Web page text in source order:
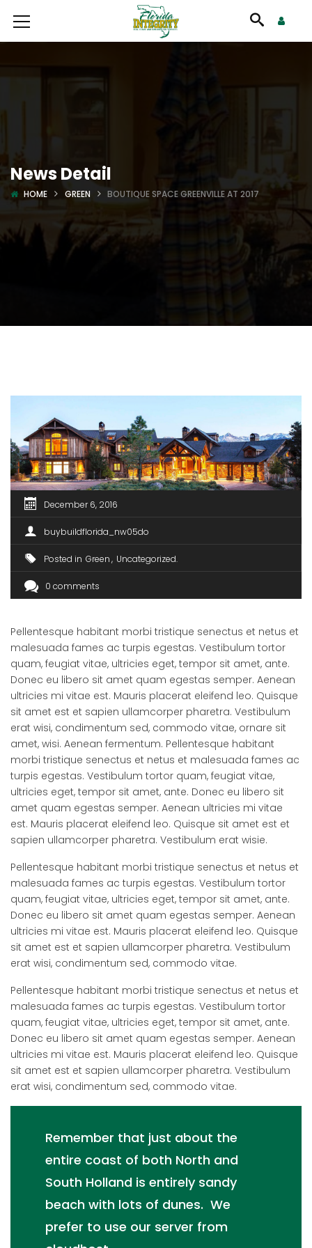
News Detail
HOME GREEN BOUTIQUE SPACE GREENVILLE AT 2017
December 6, 2016
buybuildflorida_nw05do
Posted in Green Uncategorized
0 comments
Pellentesque habitant morbi tristique senectus et netus et
malesuada fames ac turpis egestas. Vestibulum tortor
quam, feugiat vitae, ultricies eget, tempor sit amet, ante.
Donec eu libero sit amet quam egestas semper. Aenean
ultricies mi vitae est. Mauris placerat eleifend leo. Quisque
sit amet est et sapien ullamcorper pharetra. Vestibulum
erat wisi, condimentum sed, commodo vitae, ornare sit
amet, wisi. Aenean fermentum. Pellentesque habitant
morbi tristique senectus et netus et malesuada fames ac
turpis egestas. Vestibulum tortor quam, feugiat vitae,
ultricies eget, tempor sit amet, ante. Donec eu libero sit
amet quam egestas semper. Aenean ultricies mi vitae
est. Mauris placerat eleifend leo. Quisque sit amet est et
sapien ullamcorper pharetra. Vestibulum erat wisie.
Pellentesque habitant morbi tristique senectus et netus et
malesuada fames ac turpis egestas. Vestibulum tortor
quam, feugiat vitae, ultricies eget, tempor sit amet, ante.
Donec eu libero sit amet quam egestas semper. Aenean
ultricies mi vitae est. Mauris placerat eleifend leo. Quisque
sit amet est et sapien ullamcorper pharetra. Vestibulum
erat wisi, condimentum sed, commodo vitae.
Pellentesque habitant morbi tristique senectus et netus et
malesuada fames ac turpis egestas. Vestibulum tortor
quam, feugiat vitae, ultricies eget, tempor sit amet, ante.
Donec eu libero sit amet quam egestas semper. Aenean
ultricies mi vitae est. Mauris placerat eleifend leo. Quisque
sit amet est et sapien ullamcorper pharetra. Vestibulum
erat wisi, condimentum sed, commodo vitae.
Remember that just about the
entire coast of both North and
South Holland is entirely sandy
beach with lots of dunes. We
prefer to use our server from